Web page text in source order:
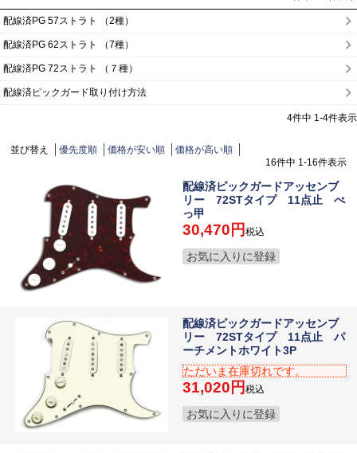
配線済PG 57ストラト （2種）
配線済PG 62ストラト （7種）
配線済PG 72ストラト （７種）
配線済ピックガード取り付け方法
4件中 1-4件表示
並び替え 優先度順 価格が安い順
価格が高い順
16件中 1-16件表示
配線済ピックガードアッセンブ
リー 72STタイプ 11点止 べ
っ甲
30,470 税込
お気に入りに登録
配線済ピックガードアッセンブ
リー 72STタイプ 11点止 パ
ーチメントホワイト3P
ただいま在庫切れです。
31,020 税込
お気に入りに登録